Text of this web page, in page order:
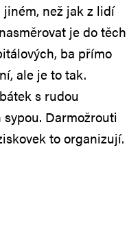
než jak z lidí
je do těch
ba přímo
ale je to tak.
s rudou
Darmožrouti
to organizují.